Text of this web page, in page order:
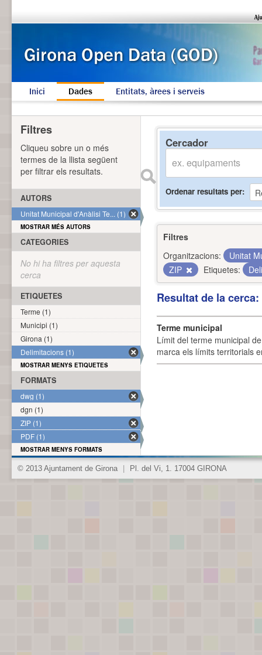
Inici Dades Entitats, àrees i serveis
Cercador
Ordenar resultats per
Filtres
Organitzacions:
Unitat
ZIP
Etiquetes:
Resultat de la
Terme municipal
Límit del terme municipal
marca els límits territorials
Filtres
Cliqueu sobre un o més
termes de la llista següent
per filtrar els resultats.
AUTORS
Unitat Municipal d'Anàlisi Te... (1)
MOSTRAR MÉS AUTORS
CATEGORIES
No hi ha filtres per aquesta
cerca
ETIQUETES
Terme (1)
Municipi (1)
Girona (1)
Delimitacions (1)
MOSTRAR MENYS ETIQUETES
FORMATS
dwg (1)
dgn (1)
ZIP (1)
PDF (1)
MOSTRAR MENYS FORMATS
© 2013 Ajuntament de Girona Pl. del Vi, 1. 17004 GIRONA